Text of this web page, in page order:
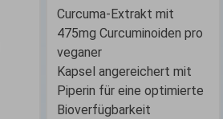
Curcuma-Extrakt mit
475mg Curcuminoiden pro
veganer
Kapsel angereichert mit
Piperin für eine optimierte
Bioverfügbarkeit